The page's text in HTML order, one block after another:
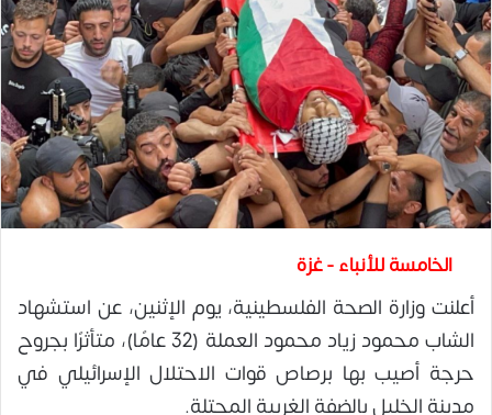
الخامسة للأنباء - غزة
أعلنت وزارة الصحة الفلسطينية، يوم الإثنين، عن استشهاد
الشاب محمود زياد محمود العملة (32 عامًا)، متأثرًا بجروح
حرجة أصيب بها برصاص قوات الاحتلال الإسرائيلي في
مدينة الخليل بالضفة الغربية المحتلة.